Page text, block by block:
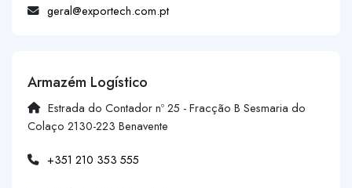
geral@exportech.com.pt
Armazém Logístico
Estrada do Contador nº 25 - Fracção B Sesmaria do
Colaço 2130-223 Benavente
+351 210 353 555